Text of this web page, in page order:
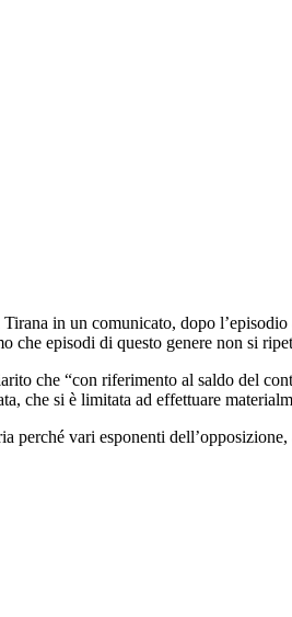
Tirana in un comunicato, dopo
che episodi di questo genere non si
che “con riferimento al saldo del
che si è limitata ad effettuare
perché vari esponenti